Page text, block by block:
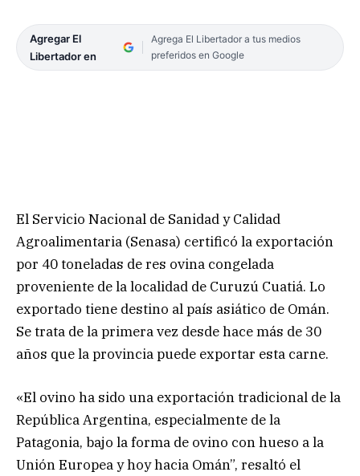
Agregar El
Libertador en
Agrega El Libertador a tus medios
preferidos en Google
El Servicio Nacional de Sanidad y Calidad
Agroalimentaria (Senasa) certificó la exportación
por 40 toneladas de res ovina congelada
proveniente de la localidad de Curuzú Cuatiá. Lo
exportado tiene destino al país asiático de Omán.
Se trata de la primera vez desde hace más de 30
años que la provincia puede exportar esta carne.
«El ovino ha sido una exportación tradicional de la
República Argentina, especialmente de la
Patagonia, bajo la forma de ovino con hueso a la
Unión Europea y hoy hacia Omán”, resaltó el